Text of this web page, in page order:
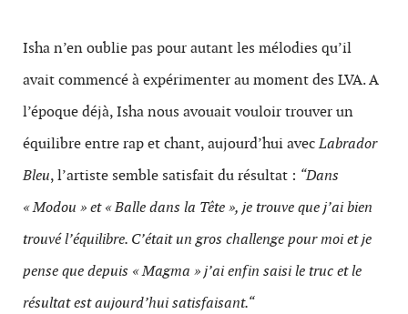
Isha n’en oublie pas pour autant les mélodies qu’il
avait commencé à expérimenter au moment des LVA. A
l’époque déjà, Isha nous avouait vouloir trouver un
équilibre entre rap et chant, aujourd’hui avecLabrador
Bleu, l’artiste semble satisfait du résultat : “Dans
« Modou » et « Balle dans la Tête », je trouve que j’ai bien
trouvé l’équilibre. C’était un gros challenge pour moi et je
pense que depuis « Magma » j’ai enfin saisi le truc et le
résultat est aujourd’hui satisfaisant.“